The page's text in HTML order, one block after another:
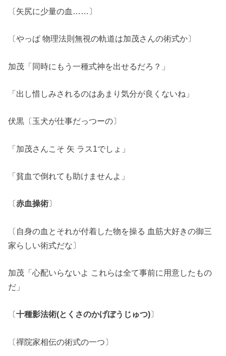
〔矢尻に少量の血……〕
〔やっぱ 物理法則無視の軌道は加茂さんの術式か〕
加茂「同時にもう一種式神を出せるだろ？」
「出し惜しみされるのはあまり気分が良くないね」
伏黒〔玉犬が仕事だっつーの〕
「加茂さんこそ 矢 ラス1でしょ」
「貧血で倒れても助けませんよ」
〔赤血操術〕
〔自身の血とそれが付着した物を操る 血筋大好きの御三
家らしい術式だな〕
加茂「心配いらないよ これらは全て事前に用意したもの
だ」
〔十種影法術(とくさのかげぼうじゅつ)〕
〔禪院家相伝の術式の一つ〕